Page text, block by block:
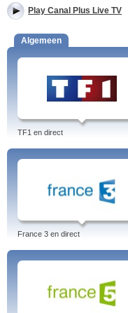
Play Canal Plus Live TV
Algemeen
TF1 en direct
France 3 en direct